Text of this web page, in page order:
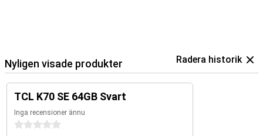
Nyligen visade produkter Radera historik
TCL K70 SE 64GB Svart
Inga recensioner ännu
0 stjärnor